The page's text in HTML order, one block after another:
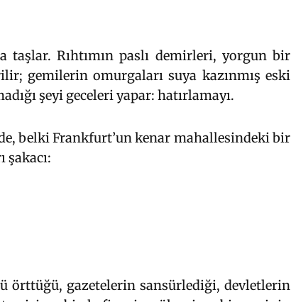
taşlar. Rıhtımın paslı demirleri, yorgun bir
gemilerin omurgaları suya kazınmış eski
şeyi geceleri yapar: hatırlamayı.
belki Frankfurt’un kenar mahallesindeki bir
şakacı:
örttüğü, gazetelerin sansürlediği, devletlerin